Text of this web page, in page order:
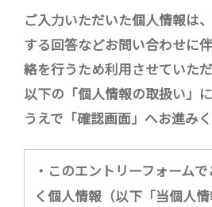
ご入力いただいた個人情報は
する回答などお問い合わせに
絡を行うため利用させていただ
以下の「個人情報の取扱い」
うえで「確認画面」へお進みく
・このエントリーフォーム
く個人情報（以下「当個人